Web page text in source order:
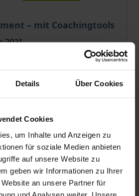
Details Über Cookies
Cookies
um Inhalte und Anzeigen zu
für soziale Medien anbieten
auf unsere Website zu
geben wir Informationen zu Ihrer
an unsere Partner für
– mit Coachingtools
on the options chosen on the
2021